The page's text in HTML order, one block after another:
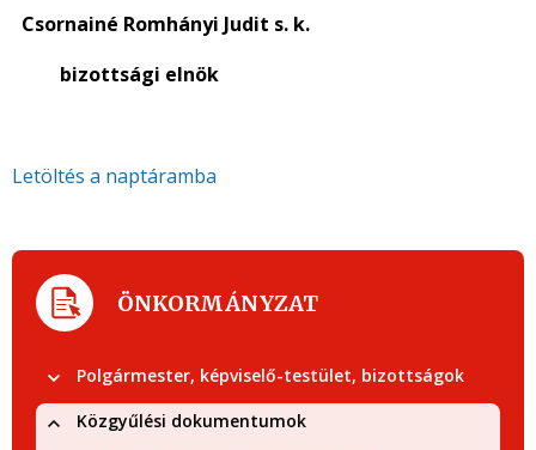
Csornainé Romhányi Judit s. k.
bizottsági elnök
Letöltés a naptáramba
ÖNKORMÁNYZAT
Polgármester, képviselő-testület, bizottságok
Közgyűlési dokumentumok